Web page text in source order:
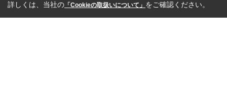
詳しくは、当社の 「Cookieの取扱いについて」 をご確認ください。